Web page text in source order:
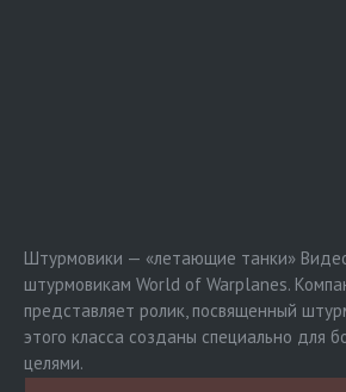
Штурмовики — «летающие танки»
штурмовикам World of Warplanes.
представляет ролик, посвященный
этого класса созданы специально для
целями.